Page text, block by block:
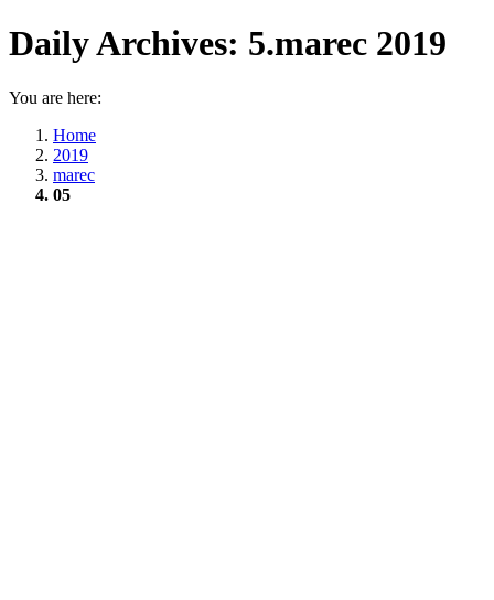
Daily Archives: 5.marec 2019
You are here:
Home
2019
marec
05